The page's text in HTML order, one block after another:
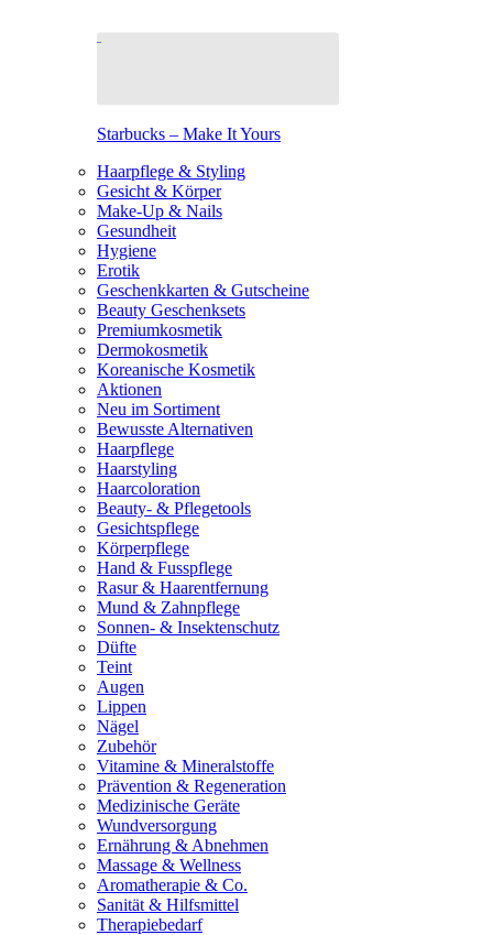
Starbucks – Make It Yours
Haarpflege & Styling
Gesicht & Körper
Make-Up & Nails
Gesundheit
Hygiene
Erotik
Geschenkkarten & Gutscheine
Beauty Geschenksets
Premiumkosmetik
Dermokosmetik
Koreanische Kosmetik
Aktionen
Neu im Sortiment
Bewusste Alternativen
Haarpflege
Haarstyling
Haarcoloration
Beauty- & Pflegetools
Gesichtspflege
Körperpflege
Hand & Fusspflege
Rasur & Haarentfernung
Mund & Zahnpflege
Sonnen- & Insektenschutz
Düfte
Teint
Augen
Lippen
Nägel
Zubehör
Vitamine & Mineralstoffe
Prävention & Regeneration
Medizinische Geräte
Wundversorgung
Ernährung & Abnehmen
Massage & Wellness
Aromatherapie & Co.
Sanität & Hilfsmittel
Therapiebedarf